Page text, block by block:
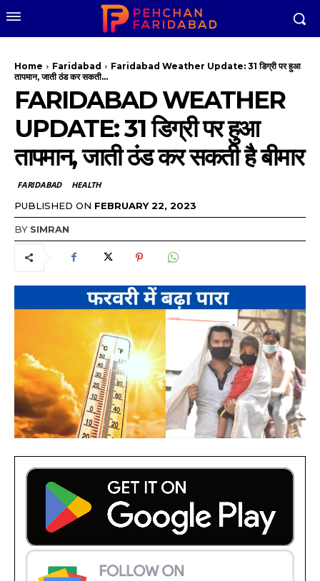
Home Faridabad
Faridabad Weather Update: 31 डिग्री पर हुआ
तापमान, जाती ठंड कर सकती...
FARIDABAD WEATHER
UPDATE: 31 डिग्री पर हुआ
तापमान, जाती ठंड कर सकती है बीमार
FARIDABAD HEALTH
PUBLISHED ON FEBRUARY 22, 2023
BY SIMRAN